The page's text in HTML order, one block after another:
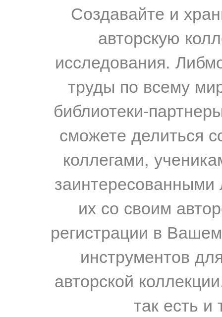
Создавайте и
авторскую
исследования.
труды по всему
библиотеки-
сможете делиться
коллегами,
их со своим
регистрации в
инструментов
авторской
так есть и